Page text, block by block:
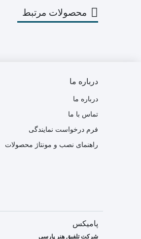
محصولات مرتبط
درباره ما
درباره ما
تماس با ما
فرم درخواست نمایندگی
راهنمای نصب و مونتاژ محصولات
پامیکس
شرکت تلفیق هنر پارسی